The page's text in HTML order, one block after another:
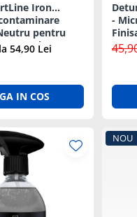
Iron
pentru
500ml
54,90 Lei
IN COS
-
GSM
NOU